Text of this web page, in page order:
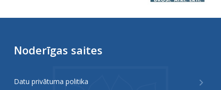
Noderīgas saites
Datu privātuma politika